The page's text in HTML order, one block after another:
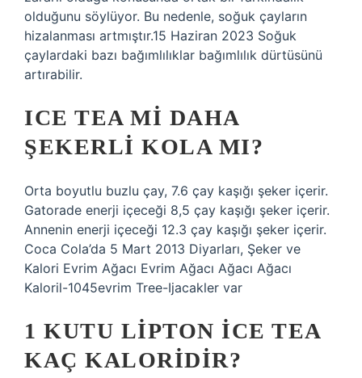
olduğunu söylüyor. Bu nedenle, soğuk çayların
hizalanması artmıştır.15 Haziran 2023 Soğuk
çaylardaki bazı bağımlılıklar bağımlılık dürtüsünü
artırabilir.
ICE TEA MI DAHA
ŞEKERLI KOLA MI?
Orta boyutlu buzlu çay, 7.6 çay kaşığı şeker içerir.
Gatorade enerji içeceği 8,5 çay kaşığı şeker içerir.
Annenin enerji içeceği 12.3 çay kaşığı şeker içerir.
Coca Cola’da 5 Mart 2013 Diyarları, Şeker ve
Kalori Evrim Ağacı Evrim Ağacı Ağacı Ağacı
Kaloril-1045evrim Tree-Ijacakler var
1 KUTU LIPTON ICE TEA
KAÇ KALORIDIR?